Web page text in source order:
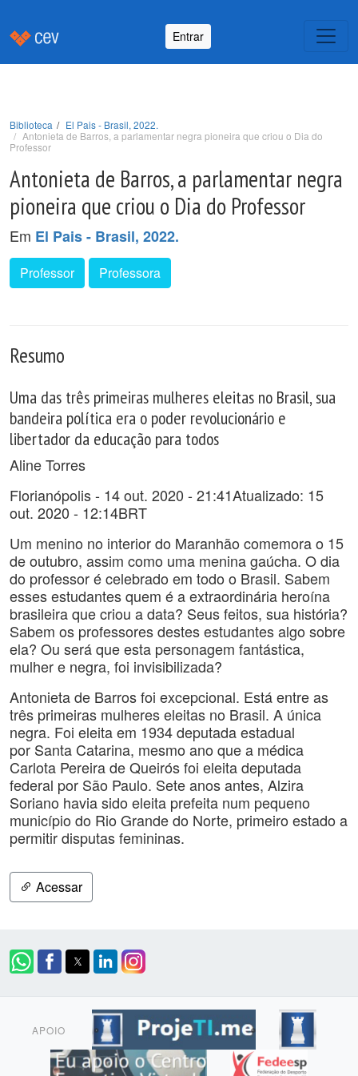
Entrar
Biblioteca
El Pais - Brasil, 2022.
Antonieta de Barros, a parlamentar negra pioneira que criou o Dia do
Professor
Antonieta de Barros, a parlamentar negra
pioneira que criou o Dia do Professor
Em El Pais - Brasil, 2022.
Professor Professora
Resumo
Uma das três primeiras mulheres eleitas no Brasil, sua
bandeira política era o poder revolucionário e
libertador da educação para todos
Aline Torres
Florianópolis - 14 out. 2020 - 21:41Atualizado: 15
out. 2020 - 12:14BRT
Um menino no interior do Maranhão comemora o 15
de outubro, assim como uma menina gaúcha. O dia
do professor é celebrado em todo o Brasil. Sabem
esses estudantes quem é a extraordinária heroína
brasileira que criou a data? Seus feitos, sua história?
Sabem os professores destes estudantes algo sobre
ela? Ou será que esta personagem fantástica,
mulher e negra, foi invisibilizada?
Antonieta de Barros foi excepcional. Está entre as
três primeiras mulheres eleitas no Brasil. A única
negra. Foi eleita em 1934 deputada estadual
por Santa Catarina, mesmo ano que a médica
Carlota Pereira de Queirós foi eleita deputada
federal por São Paulo. Sete anos antes, Alzira
Soriano havia sido eleita prefeita num pequeno
município do Rio Grande do Norte, primeiro estado a
permitir disputas femininas.
Acessar
APOIO